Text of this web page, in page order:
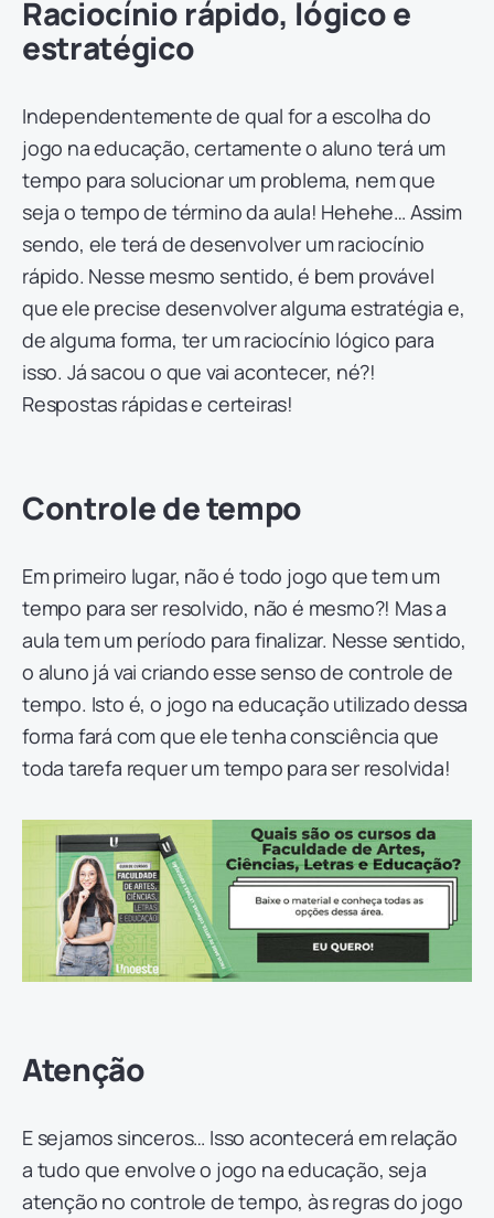
Raciocínio rápido, lógico e
estratégico
Independentemente de qual for a escolha do
jogo na educação, certamente o aluno terá um
tempo para solucionar um problema, nem que
seja o tempo de término da aula! Hehehe… Assim
sendo, ele terá de desenvolver um raciocínio
rápido. Nesse mesmo sentido, é bem provável
que ele precise desenvolver alguma estratégia e,
de alguma forma, ter um raciocínio lógico para
isso. Já sacou o que vai acontecer, né?!
Respostas rápidas e certeiras!
Controle de tempo
Em primeiro lugar, não é todo jogo que tem um
tempo para ser resolvido, não é mesmo?! Mas a
aula tem um período para finalizar. Nesse sentido,
o aluno já vai criando esse senso de controle de
tempo. Isto é, o jogo na educação utilizado dessa
forma fará com que ele tenha consciência que
toda tarefa requer um tempo para ser resolvida!
Atenção
E sejamos sinceros… Isso acontecerá em relação
a tudo que envolve o jogo na educação, seja
atenção no controle de tempo, às regras do jogo